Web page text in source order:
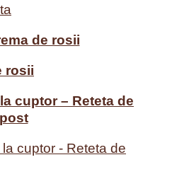
de rosii
cuptor – Reteta de
post